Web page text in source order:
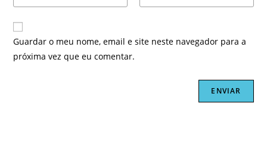
Guardar o meu nome, email e site neste navegador para a
próxima vez que eu comentar.